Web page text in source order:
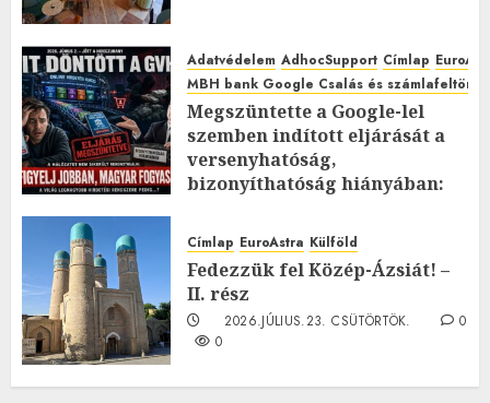
Adatvédelem AdhocSupport Címlap
MBH bank Google Csalás és
Megszüntette a Google-lel
szemben indított eljárását a
versenyhatóság,
bizonyíthatóság hiányában:
2026.JÚLIUS.23. CSÜTÖRTÖK.
0
Címlap EuroAstra Külföld
Fedezzük fel Közép-Ázsiát! –
II. rész
2026.JÚLIUS.23. CSÜTÖRTÖK.
0
0